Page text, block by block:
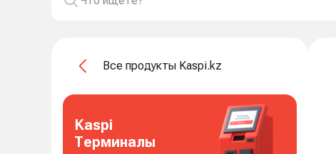
Все продукты Kaspi.kz
Kaspi
Терминалы